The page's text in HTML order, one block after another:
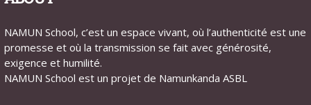
NAMUN School, c’est un espace vivant, où l’authenticité est une
promesse et où la transmission se fait avec générosité,
exigence et humilité.
NAMUN School est un projet de Namunkanda ASBL